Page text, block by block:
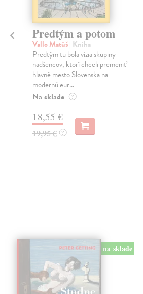
Predtým a potom
Vallo Matúš| Kniha
Predtým tu bola vízia skupiny
nadšencov, ktorí chceli premeniť
hlavné mesto Slovenska na
modernú eur...
Na sklade ?
18,55 €
19,95 € ?
na sklade